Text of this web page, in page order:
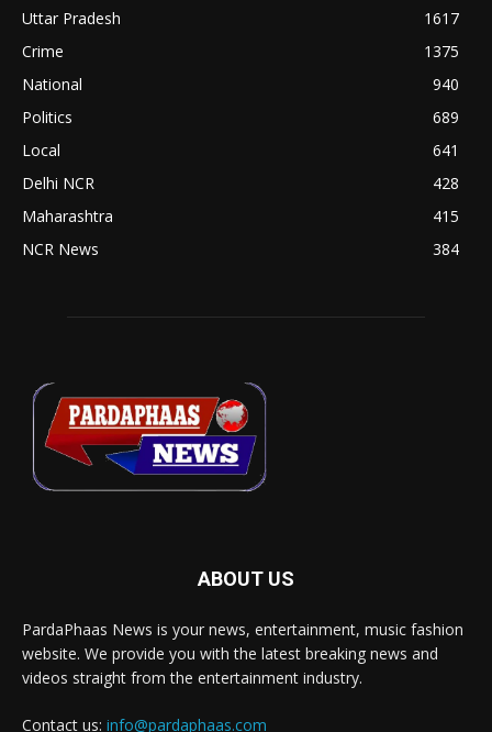
Uttar Pradesh
1617
Crime
1375
National
940
Politics
689
Local
641
Delhi NCR
428
Maharashtra
415
NCR News
384
ABOUT US
PardaPhaas News is your news, entertainment, music fashion
website. We provide you with the latest breaking news and
videos straight from the entertainment industry.
Contact us: info@pardaphaas.com